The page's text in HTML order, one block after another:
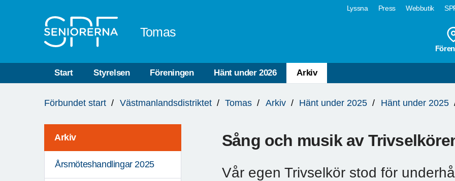
Lyssna Press Webbutik
Tomas
Start Styrelsen Föreningen Hänt under 2026 Arkiv
är
Förbundet start Västmanlandsdistriktet Tomas Arkiv Hänt under 2025 Hänt under 2025
Arkiv
Årsmöteshandlingar 2025
Sång och musik av
Vår egen Trivselkör stod för